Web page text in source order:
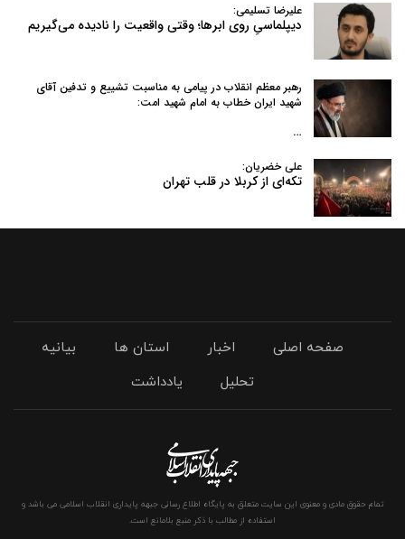
علیرضا تسلیمی:
دیپلماسیِ روی ابرها؛ وقتی واقعیت را نادیده می‌گیریم
رهبر معظم انقلاب در پیامی به‌ مناسبت تشییع و تدفین آقای
شهید ایران خطاب به امام شهید امت:
…
علی خضریان:
تکه‌ای از کربلا در قلب تهران
صفحه اصلی اخبار استان ها
بیانیه
تحلیل
یادداشت
تمام حقوق مادی و معنوی این سایت متعلق به پایگاه اطلاع رسانی جبهه پایداری انقلاب اسلامی می باشد و
استفاده از مطالب با ذکر منبع بلامانع است.